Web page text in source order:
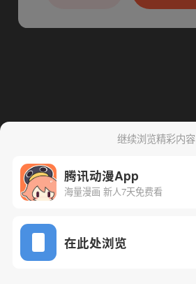
继续浏览精彩内容
腾讯动漫App
海量漫画 新人7天免费看
在此处浏览